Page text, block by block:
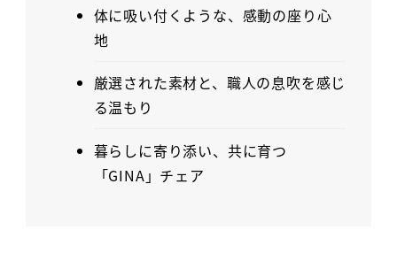
体に吸い付くような、感動の座り心
地
厳選された素材と、職人の息吹を感じ
る温もり
暮らしに寄り添い、共に育つ
「GINA」チェア